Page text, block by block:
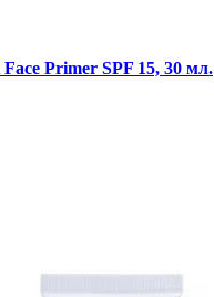
Primer SPF 15, 30 мл.